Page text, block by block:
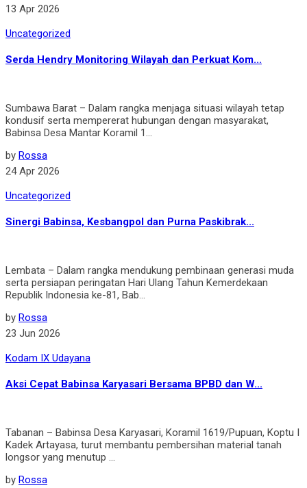
13 Apr 2026
Uncategorized
Serda Hendry Monitoring Wilayah dan Perkuat Kom...
Sumbawa Barat – Dalam rangka menjaga situasi wilayah tetap
kondusif serta mempererat hubungan dengan masyarakat,
Babinsa Desa Mantar Koramil 1...
by Rossa
24 Apr 2026
Uncategorized
Sinergi Babinsa, Kesbangpol dan Purna Paskibrak...
Lembata – Dalam rangka mendukung pembinaan generasi muda
serta persiapan peringatan Hari Ulang Tahun Kemerdekaan
Republik Indonesia ke-81, Bab...
by Rossa
23 Jun 2026
Kodam IX Udayana
Aksi Cepat Babinsa Karyasari Bersama BPBD dan W...
Tabanan – Babinsa Desa Karyasari, Koramil 1619/Pupuan, Koptu I
Kadek Artayasa, turut membantu pembersihan material tanah
longsor yang menutup ...
by Rossa